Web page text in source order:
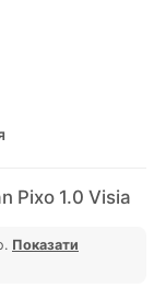
Pixo 1.0 Visia
Показати